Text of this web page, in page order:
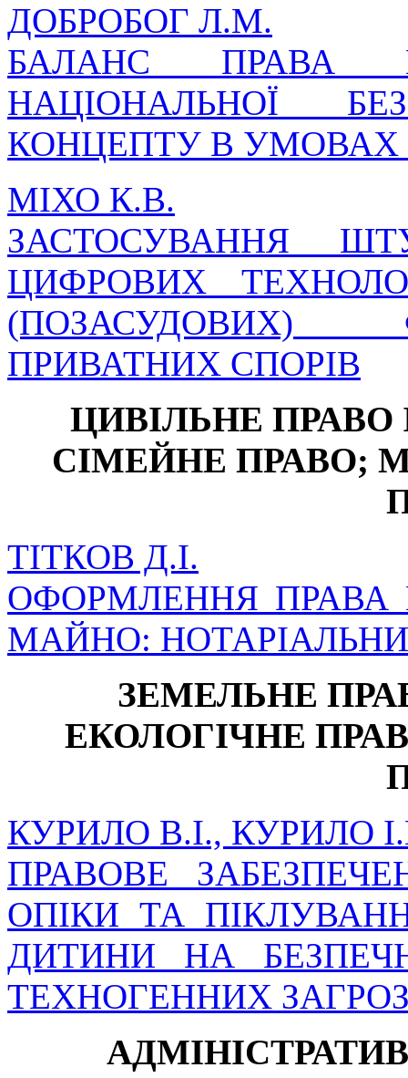
ДОБРОБОГ Л.М.
БАЛАНС ПРАВА
НАЦІОНАЛЬНОЇ
КОНЦЕПТУ В
МІХО К.В.
ЗАСТОСУВАННЯ
ЦИФРОВИХ
(ПОЗАСУДОВИХ)
ПРИВАТНИХ СПОРІВ
ЦИВІЛЬНЕ ПРАВО
СІМЕЙНЕ ПРАВО;
ТІТКОВ Д.І.
ОФОРМЛЕННЯ ПРАВА
МАЙНО:
ЗЕМЕЛЬНЕ
ЕКОЛОГІЧНЕ
КУРИЛО В.І., КУРИЛО
ПРАВОВЕ
ОПІКИ ТА
ДИТИНИ НА
ТЕХНОГЕННИХ